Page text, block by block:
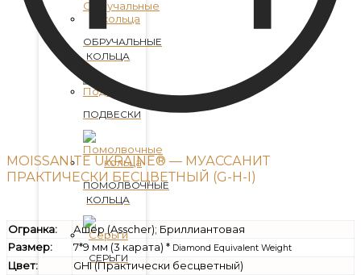
ОБРУЧАЛЬНЫЕ
КОЛЬЦА
ПОДВЕСКИ
ПОМОЛВОЧНЫЕ
КОЛЬЦА
СЕРЬГИ
MOISSANITE UKRAINE® — МУАССАНИТ
ПРАКТИЧЕСКИ БЕСЦВЕТНЫЙ (G-H-I)
Огранка:
Ашер (Asscher); Бриллиантовая
Размер:
7*9 мм (3 карата) * Diamond Equivalent Weight
Цвет:
GHI (Практически бесцветный)